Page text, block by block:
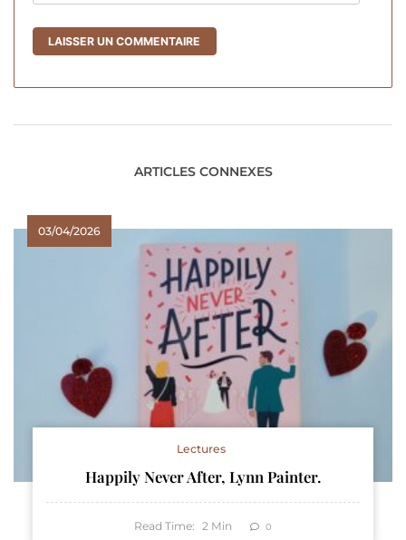
ARTICLES CONNEXES
03/04/2026
Lectures
Happily Never After, Lynn Painter.
Read Time: 2 Min 0